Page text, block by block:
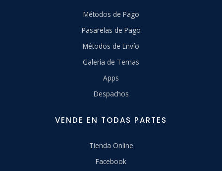
Métodos de Pago
Pasarelas de Pago
Métodos de Envío
Galería de Temas
Apps
Despachos
VENDE EN TODAS PARTES
Tienda Online
Facebook